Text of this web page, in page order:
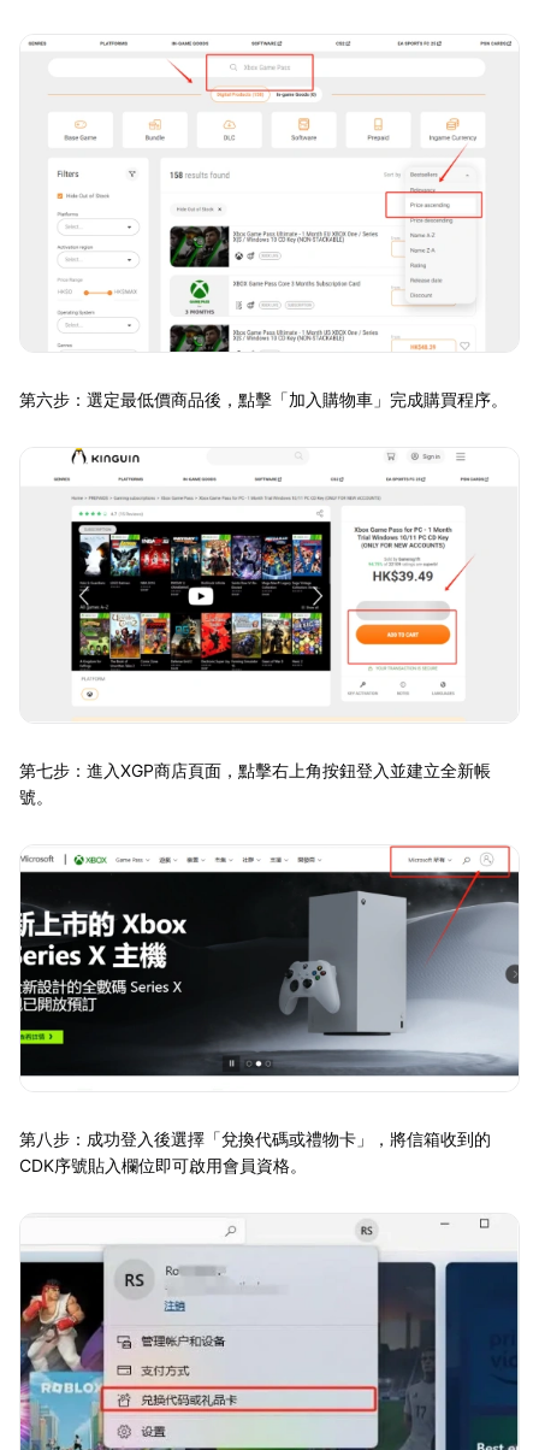
第六步：選定最低價商品後，點擊「加入購物車」完成購買程序。
第七步：進入XGP商店頁面，點擊右上角按鈕登入並建立全新帳
號。
第八步：成功登入後選擇「兌換代碼或禮物卡」，將信箱收到的
CDK序號貼入欄位即可啟用會員資格。